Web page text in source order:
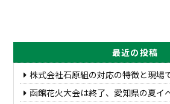
最近の投稿
株式会社石原組の対応の特徴と現場
函館花火大会は終了、愛知県の夏イ